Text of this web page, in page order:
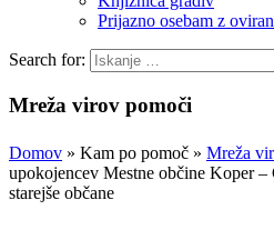
Prijazno osebam z
Search for:
Mreža virov pomoči
Domov » Kam po pomoč » Mreža
upokojencev Mestne občine Koper
starejše občane